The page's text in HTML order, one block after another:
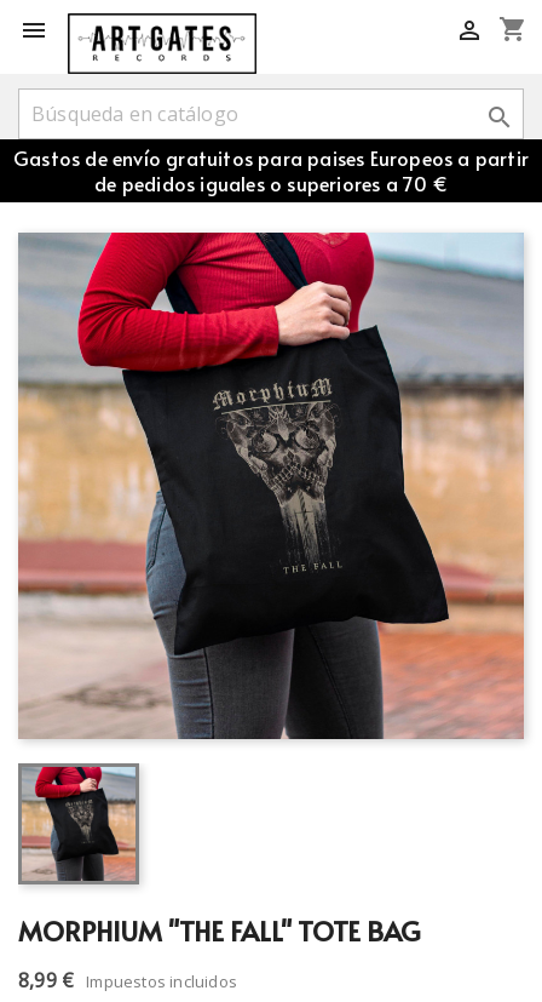
 shopping_cart


Gastos de envío gratuitos para paises Europeos a partir
de pedidos iguales o superiores a 70 €
MORPHIUM "THE FALL" TOTE BAG
8,99 € Impuestos incluidos